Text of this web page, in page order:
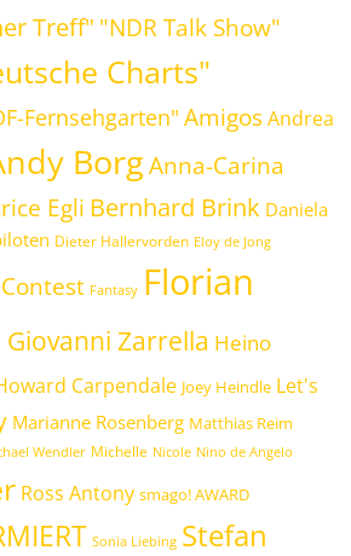
Treff" "NDR Talk Show"
Charts"
Fernsehgarten" Amigos Andrea
Borg Anna-Carina
Egli Bernhard Brink Daniela
Dieter Hallervorden Eloy de Jong
Fantasy Florian
Giovanni Zarrella Heino
Carpendale Joey Heindle Let's
Marianne Rosenberg Matthias Reim
Wendler Michelle Nicole Nino de Angelo
Ross Antony smago! AWARD
Sonia Liebing Stefan